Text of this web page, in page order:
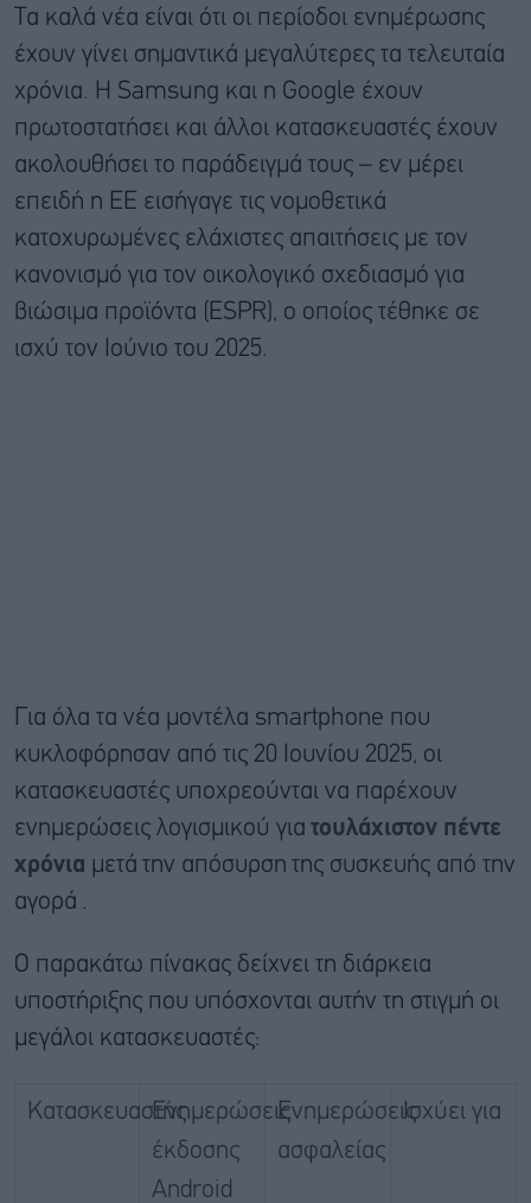
Τα καλά νέα είναι ότι οι περίοδοι ενημέρωσης
έχουν γίνει σημαντικά μεγαλύτερες τα τελευταία
χρόνια. Η Samsung και η Google έχουν
πρωτοστατήσει και άλλοι κατασκευαστές έχουν
ακολουθήσει το παράδειγμά τους – εν μέρει
επειδή η ΕΕ εισήγαγε τις νομοθετικά
κατοχυρωμένες ελάχιστες απαιτήσεις με τον
κανονισμό για τον οικολογικό σχεδιασμό για
βιώσιμα προϊόντα (ESPR), ο οποίος τέθηκε σε
ισχύ τον Ιούνιο του 2025.
Για όλα τα νέα μοντέλα smartphone που
κυκλοφόρησαν από τις 20 Ιουνίου 2025, οι
κατασκευαστές υποχρεούνται να παρέχουν
ενημερώσεις λογισμικού για τουλάχιστον πέντε
χρόνια μετά την απόσυρση της συσκευής από την
αγορά .
Ο παρακάτω πίνακας δείχνει τη διάρκεια
υποστήριξης που υπόσχονται αυτήν τη στιγμή οι
μεγάλοι κατασκευαστές:
ΚατασκευαστήςΕνημερώσεις
έκδοσης
Android
Ενημερώσεις
ασφαλείας
Ισχύει για